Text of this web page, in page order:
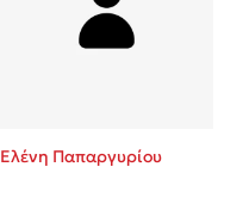
Ελένη Παπαργυρίου